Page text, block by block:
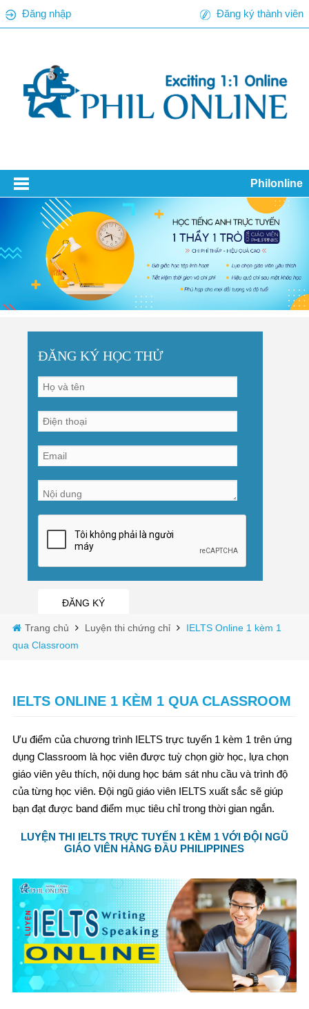
Đăng nhập Đăng ký thành viên
Philonline
ĐĂNG KÝ HỌC THỬ
ĐĂNG KÝ
Trang chủ Luyện thi chứng chỉ
IELTS Online 1 kèm 1
qua Classroom
IELTS ONLINE 1 KÈM 1 QUA CLASSROOM
Ưu điểm của chương trình IELTS trực tuyến 1 kèm 1 trên ứng
dụng Classroom là học viên được tuỳ chọn giờ học, lựa chọn
giáo viên yêu thích, nội dung học bám sát nhu cầu và trình độ
của từng học viên. Đội ngũ giáo viên IELTS xuất sắc sẽ giúp
bạn đạt được band điểm mục tiêu chỉ trong thời gian ngắn.
LUYỆN THI IELTS TRỰC TUYẾN 1 KÈM 1 VỚI ĐỘI NGŨ
GIÁO VIÊN HÀNG ĐẦU PHILIPPINES